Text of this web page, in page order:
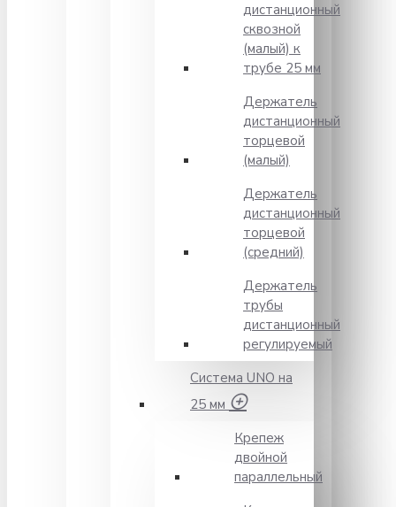
дистанционный
сквозной
(малый) к
трубе 25 мм
Держатель
дистанционный
торцевой
(малый)
Держатель
дистанционный
торцевой
(средний)
Держатель
трубы
дистанционный
регулируемый
Система UNO на
25 мм
Крепеж
двойной
параллельный